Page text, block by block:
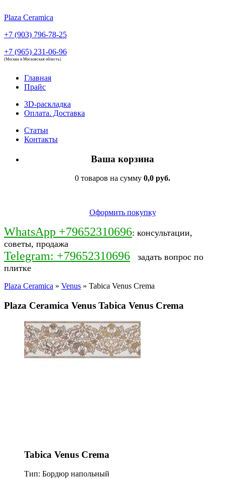
Plaza Ceramica
+7 (903) 796-78-25
+7 (965) 231-06-96
(Москва и Московская область)
Главная
Прайс
3D-раскладка
Оплата. Доставка
Статьи
Контакты
Ваша корзина
0 товаров на сумму 0,0 руб.
Оформить покупку
WhatsApp +79652310696: консультации,
советы, продажа
Telegram: +79652310696
задать вопрос по
плитке
Plaza Ceramica » Venus » Tabica Venus Crema
Plaza Ceramica Venus Tabica Venus Crema
Tabica Venus Crema
Тип: Бордюр напольный